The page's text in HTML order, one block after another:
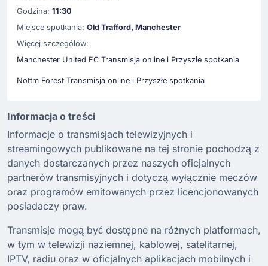
Godzina: 11:30
Miejsce spotkania: Old Trafford, Manchester
Więcej szczegółów:
Manchester United FC Transmisja online i Przyszłe spotkania
Nottm Forest Transmisja online i Przyszłe spotkania
Informacja o treści
Informacje o transmisjach telewizyjnych i
streamingowych publikowane na tej stronie pochodzą z
danych dostarczanych przez naszych oficjalnych
partnerów transmisyjnych i dotyczą wyłącznie meczów
oraz programów emitowanych przez licencjonowanych
posiadaczy praw.
Transmisje mogą być dostępne na różnych platformach,
w tym w telewizji naziemnej, kablowej, satelitarnej,
IPTV, radiu oraz w oficjalnych aplikacjach mobilnych i